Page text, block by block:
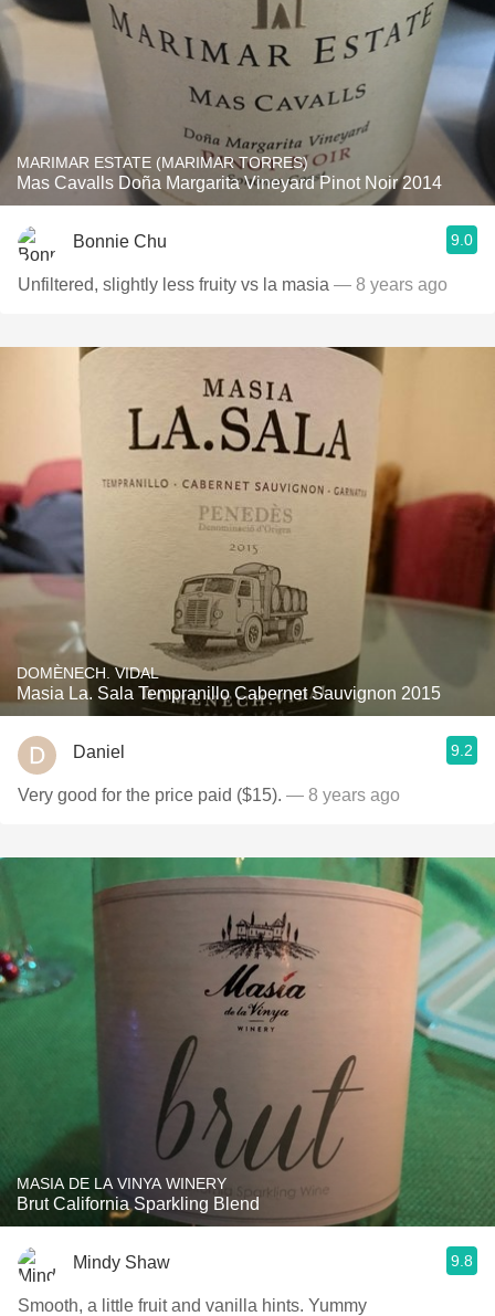
MARIMAR ESTATE (MARIMAR TORRES)
Mas Cavalls Doña Margarita Vineyard Pinot Noir 2014
Bonnie Chu 9.0
Unfiltered, slightly less fruity vs la masia — 8 years ago
DOMÈNECH. VIDAL
Masia La. Sala Tempranillo Cabernet Sauvignon 2015
Daniel 9.2
Very good for the price paid ($15). — 8 years ago
MASIA DE LA VINYA WINERY
Brut California Sparkling Blend
Mindy Shaw 9.8
Smooth, a little fruit and vanilla hints. Yummy